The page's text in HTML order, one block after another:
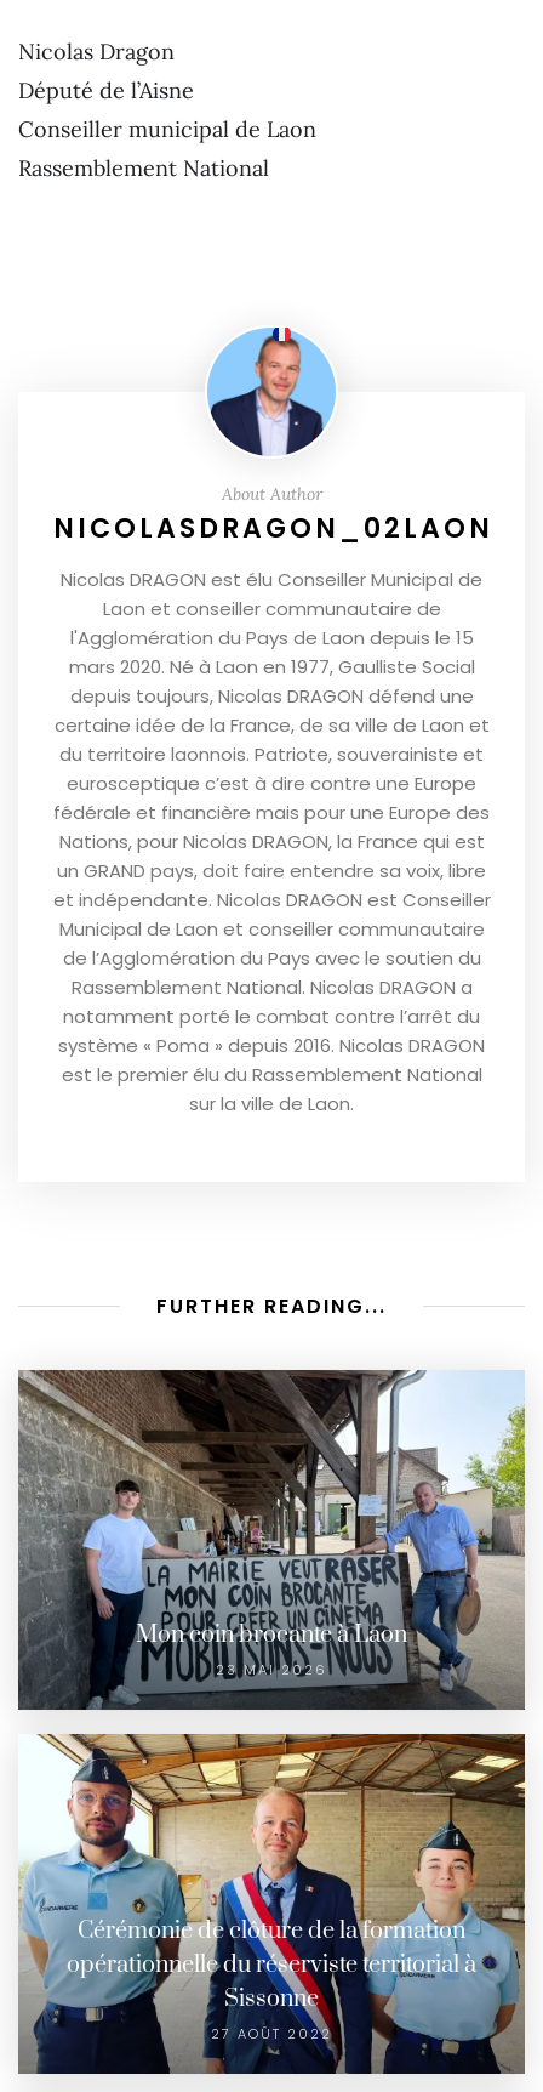
Nicolas Dragon
Député de l’Aisne
Conseiller municipal de Laon
Rassemblement National
About Author
NICOLASDRAGON_02LAON
Nicolas DRAGON est élu Conseiller Municipal de
Laon et conseiller communautaire de
l'Agglomération du Pays de Laon depuis le 15
mars 2020. Né à Laon en 1977, Gaulliste Social
depuis toujours, Nicolas DRAGON défend une
certaine idée de la France, de sa ville de Laon et
du territoire laonnois. Patriote, souverainiste et
eurosceptique c’est à dire contre une Europe
fédérale et financière mais pour une Europe des
Nations, pour Nicolas DRAGON, la France qui est
un GRAND pays, doit faire entendre sa voix, libre
et indépendante. Nicolas DRAGON est Conseiller
Municipal de Laon et conseiller communautaire
de l’Agglomération du Pays avec le soutien du
Rassemblement National. Nicolas DRAGON a
notamment porté le combat contre l’arrêt du
système « Poma » depuis 2016. Nicolas DRAGON
est le premier élu du Rassemblement National
sur la ville de Laon.
FURTHER READING...
Mon coin brocante à Laon
23 MAI 2026
Cérémonie de clôture de la formation
opérationnelle du réserviste territorial à
Sissonne
27 AOÛT 2022